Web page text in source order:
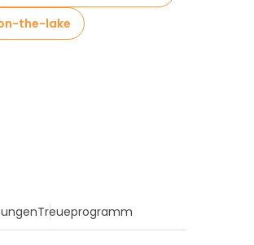
the-lake
Treueprogramm